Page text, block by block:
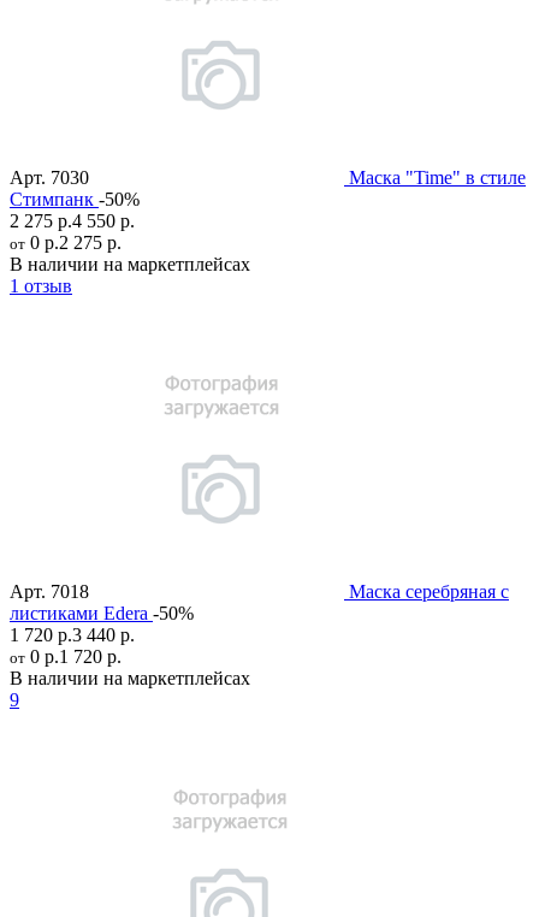
Арт. 7030
Маска "Time" в стиле
Стимпанк -50%
2 275 р.4 550 р.
от 0 р.2 275 р.
В наличии на маркетплейсах
1 отзыв
Арт. 7018
Маска серебряная с
листиками Edera -50%
1 720 р.3 440 р.
от 0 р.1 720 р.
В наличии на маркетплейсах
9